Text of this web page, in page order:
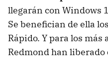
llegarán con Windows
Se benefician de ella
Rápido. Y para los más
Redmond han